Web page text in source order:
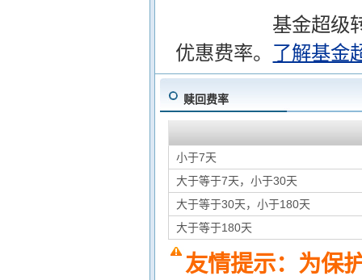
基金超级
优惠费率。 了解基金
赎回费率
小于7天
大于等于7天，小于30天
大于等于30天，小于180天
大于等于180天
友情提示：为保